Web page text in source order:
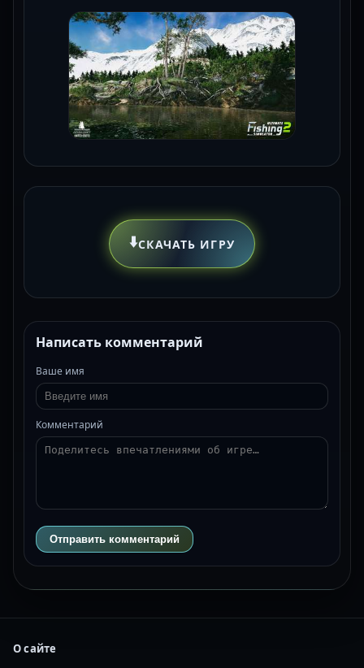
⬇️СКАЧАТЬ ИГРУ
Написать комментарий
Ваше имя
Комментарий
Отправить комментарий
О сайте